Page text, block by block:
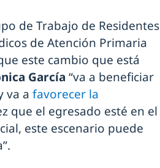
de Trabajo de Residentes
de Atención Primaria
este cambio que está
García “va a beneficiar
va a favorecer la
que el egresado esté en el
este escenario puede